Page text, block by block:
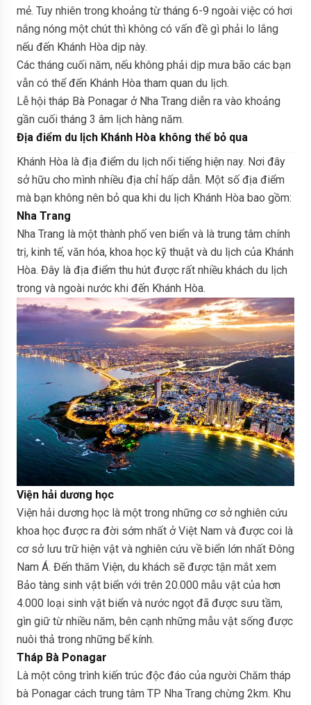
mẻ. Tuy nhiên trong khoảng từ tháng 6-9 ngoài việc có hơi
nắng nóng một chút thì không có vấn đề gì phải lo lắng
nếu đến Khánh Hòa dịp này.
Các tháng cuối năm, nếu không phải dịp mưa bão các bạn
vẫn có thể đến Khánh Hòa tham quan du lịch.
Lễ hội tháp Bà Ponagar ở Nha Trang diễn ra vào khoảng
gần cuối tháng 3 âm lịch hàng năm.
Địa điểm du lịch Khánh Hòa không thể bỏ qua
Khánh Hòa là địa điểm du lịch nổi tiếng hiện nay. Nơi đây
sở hữu cho mình nhiều địa chỉ hấp dẫn. Một số địa điểm
mà bạn không nên bỏ qua khi du lịch Khánh Hòa bao gồm:
Nha Trang
Nha Trang là một thành phố ven biển và là trung tâm chính
trị, kinh tế, văn hóa, khoa học kỹ thuật và du lịch của Khánh
Hòa. Đây là địa điểm thu hút được rất nhiều khách du lịch
trong và ngoài nước khi đến Khánh Hòa.
Viện hải dương học
Viện hải dương học là một trong những cơ sở nghiên cứu
khoa học được ra đời sớm nhất ở Việt Nam và được coi là
cơ sở lưu trữ hiện vật và nghiên cứu về biển lớn nhất Đông
Nam Á. Đến thăm Viện, du khách sẽ được tận mắt xem
Bảo tàng sinh vật biển với trên 20.000 mẫu vật của hơn
4.000 loại sinh vật biển và nước ngọt đã được sưu tầm,
gìn giữ từ nhiều năm, bên cạnh những mẫu vật sống được
nuôi thả trong những bể kính.
Tháp Bà Ponagar
Là một công trình kiến trúc độc đáo của người Chăm tháp
bà Ponagar cách trung tâm TP Nha Trang chừng 2km. Khu